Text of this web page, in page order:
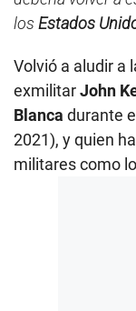
los Estados
Volvió a aludir a
exmilitarJohn
Blanca durante
2021), y quien
militares como